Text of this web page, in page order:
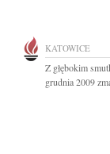
KATOWICE
Z głębokim
grudnia 2009